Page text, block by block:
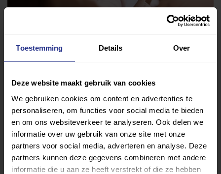
Toestemming Details Over
Deze website maakt gebruik van cookies
We gebruiken cookies om content en advertenties te
personaliseren, om functies voor social media te bieden
en om ons websiteverkeer te analyseren. Ook delen we
informatie over uw gebruik van onze site met onze
partners voor social media, adverteren en analyse. Deze
partners kunnen deze gegevens combineren met andere
informatie die u aan ze heeft verstrekt of die ze hebben
Van atletiek tot zwemmen: met onze Sportzoeker
vind je gemakkelijk jouw favoriete sport of activiteit.
Sport zoeken